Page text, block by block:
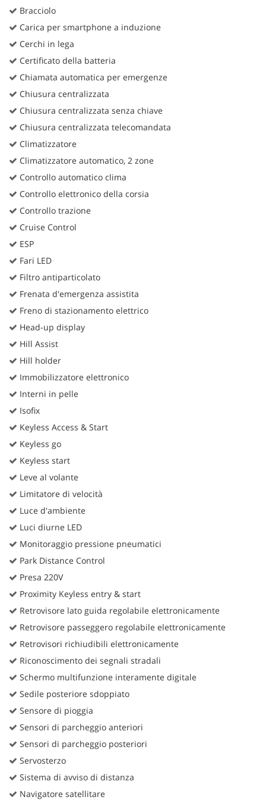
Bracciolo
Carica per smartphone a induzione
Cerchi in lega
Certificato della batteria
Chiamata automatica per emergenze
Chiusura centralizzata
Chiusura centralizzata senza chiave
Chiusura centralizzata telecomandata
Climatizzatore
Climatizzatore automatico, 2 zone
Controllo automatico clima
Controllo elettronico della corsia
Controllo trazione
Cruise Control
ESP
Fari LED
Filtro antiparticolato
Frenata d'emergenza assistita
Freno di stazionamento elettrico
Head-up display
Hill Assist
Hill holder
Immobilizzatore elettronico
Interni in pelle
Isofix
Keyless Access & Start
Keyless go
Keyless start
Leve al volante
Limitatore di velocità
Luce d'ambiente
Luci diurne LED
Monitoraggio pressione pneumatici
Park Distance Control
Presa 220V
Proximity Keyless entry & start
Retrovisore lato guida regolabile elettronicamente
Retrovisore passeggero regolabile elettronicamente
Retrovisori richiudibili elettronicamente
Riconoscimento dei segnali stradali
Schermo multifunzione interamente digitale
Sedile posteriore sdoppiato
Sensore di pioggia
Sensori di parcheggio anteriori
Sensori di parcheggio posteriori
Servosterzo
Sistema di avviso di distanza
Navigatore satellitare